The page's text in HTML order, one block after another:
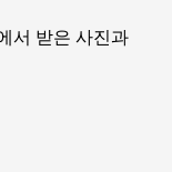
서 받은 사진과